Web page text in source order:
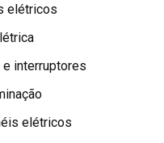
elétricos
e interruptores
elétricos